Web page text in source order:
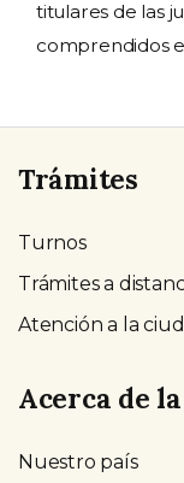
titulares de las
comprendidos
Trámites
Turnos
Trámites a
Atención a la
Acerca de
Nuestro país